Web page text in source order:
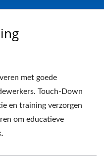
met goede
Touch-Down
en training verzorgen
om educatieve